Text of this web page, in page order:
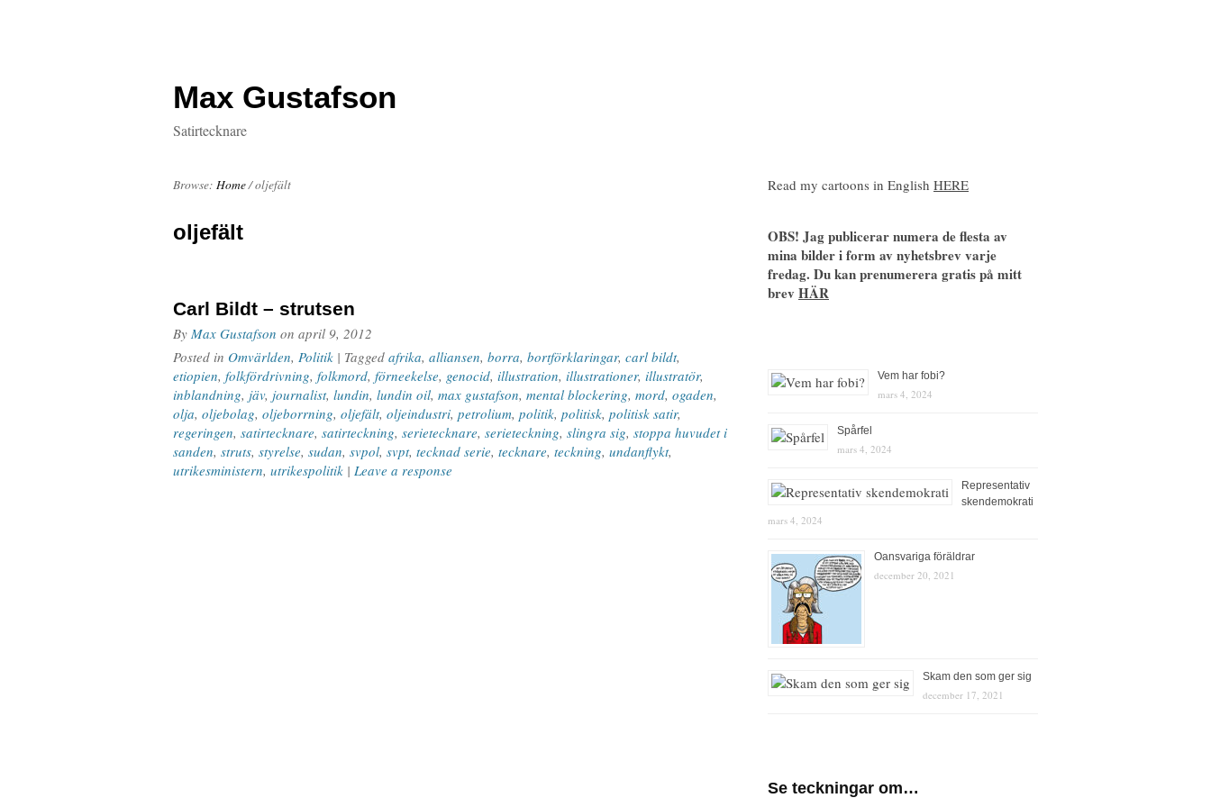
Max Gustafson
Satirtecknare
Browse: Home/oljefält
oljefält
Carl Bildt – strutsen
By Max Gustafson on april 9, 2012
Posted in Omvärlden, Politik | Tagged afrika, alliansen, borra, bortförklaringar, carl bildt,
etiopien, folkfördrivning, folkmord, förneekelse, genocid, illustration, illustrationer, illustratör,
inblandning, jäv, journalist, lundin, lundin oil, max gustafson, mental blockering, mord, ogaden,
olja, oljebolag, oljeborrning, oljefält, oljeindustri, petrolium, politik, politisk, politisk satir,
regeringen, satirtecknare, satirteckning, serietecknare, serieteckning, slingra sig, stoppa huvudet i
sanden, struts, styrelse, sudan, svpol, svpt, tecknad serie, tecknare, teckning, undanflykt,
utrikesministern, utrikespolitik | Leave a response
Read my cartoons in English HERE
OBS! Jag publicerar numera de flesta av
mina bilder i form av nyhetsbrev varje
fredag. Du kan prenumerera gratis på mitt
brev HÄR
Vem har fobi?
mars 4, 2024
Spårfel
mars 4, 2024
Representativ
skendemokrati
mars 4, 2024
Oansvariga föräldrar
december 20, 2021
Skam den som ger sig
december 17, 2021
Se teckningar om…